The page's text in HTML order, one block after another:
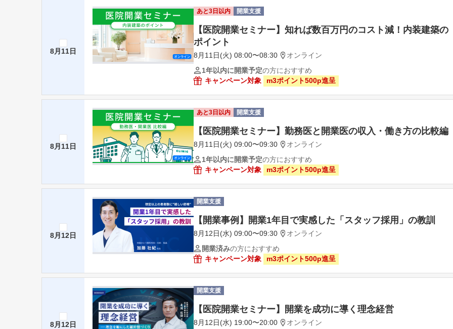
8月11日
あと3日以内 開業支援
【医院開業セミナー】知れば数百万円のコスト減！内装建築の
ポイント
8月11日(火) 08:00〜08:30
オンライン
1年以内に開業予定の方におすすめ
キャンペーン対象
m3ポイント500p進呈
8月11日
あと3日以内 開業支援
【医院開業セミナー】勤務医と開業医の収入・働き方の比較編
8月11日(火) 09:00〜09:30
オンライン
1年以内に開業予定の方におすすめ
キャンペーン対象
m3ポイント500p進呈
8月12日
開業支援
【開業事例】開業1年目で実感した「スタッフ採用」の教訓
8月12日(水) 09:00〜09:30
オンライン
開業済みの方におすすめ
キャンペーン対象
m3ポイント500p進呈
8月12日
開業支援
【医院開業セミナー】開業を成功に導く理念経営
8月12日(水) 19:00〜20:00
オンライン